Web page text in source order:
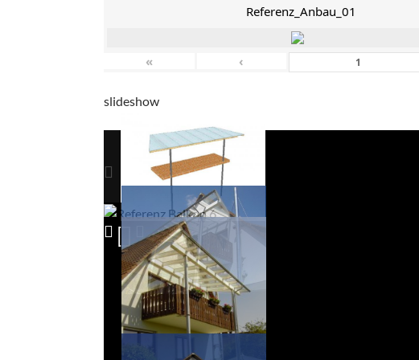
Referenz_Anbau_01
« ‹
slideshow